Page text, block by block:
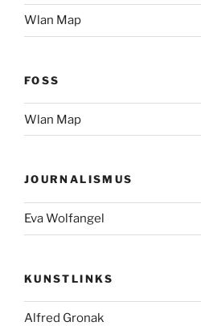
Wlan Map
FOSS
Wlan Map
JOURNALISMUS
Eva Wolfangel
KUNSTLINKS
Alfred Gronak